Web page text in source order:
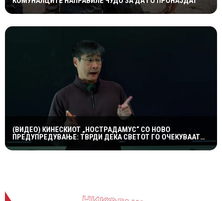
(ВИДЕО) КИНЕСКИОТ „НОСТРАДАМУС“ СО НОВО
ПРЕДУПРЕДУВАЊЕ: ТВРДИ ДЕКА СВЕТОТ ГО ОЧЕКУВААТ
ДРАМАТИЧНИ ГЕОПОЛИТИЧКИ ПРОМЕНИ